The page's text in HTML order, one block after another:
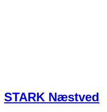
STARK Næstved